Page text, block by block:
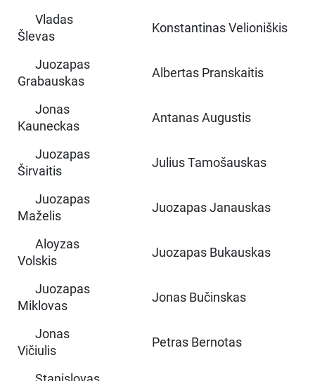
Vladas
Šlevas
Konstantinas Velioniškis
Juozapas
Grabauskas
Albertas Pranskaitis
Jonas
Kauneckas
Antanas Augustis
Juozapas
Širvaitis
Julius Tamošauskas
Juozapas
Maželis
Juozapas Janauskas
Aloyzas
Volskis
Juozapas Bukauskas
Juozapas
Miklovas
Jonas Bučinskas
Jonas
Vičiulis
Petras Bernotas